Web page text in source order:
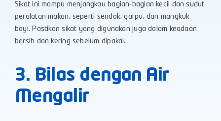
Sikat ini mampu menjangkau bagian-bagian kecil dan sudut
peralatan makan, seperti sendok, garpu, dan mangkuk
bayi. Pastikan sikat yang digunakan juga dalam keadaan
bersih dan kering sebelum dipakai.
3. Bilas dengan Air
Mengalir